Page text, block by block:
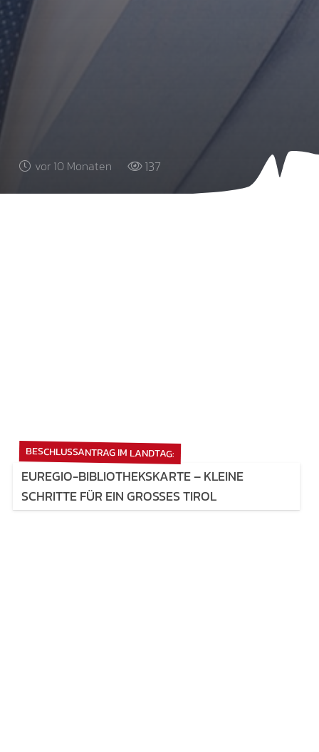
vor 10 Monaten 137
BESCHLUSSANTRAG IM LANDTAG:
EUREGIO-BIBLIOTHEKSKARTE – KLEINE
SCHRITTE FÜR EIN GROSSES TIROL